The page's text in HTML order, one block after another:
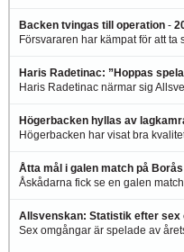
Backen tvingas till operation -
Försvararen har kämpat för att
Haris Radetinac: ”Hoppas
Haris Radetinac närmar sig
Högerbacken hyllas av
Högerbacken har visat bra
Åtta mål i galen match på
Åskådarna fick se en galen
Allsvenskan: Statistik efter sex
Sex omgångar är spelade av